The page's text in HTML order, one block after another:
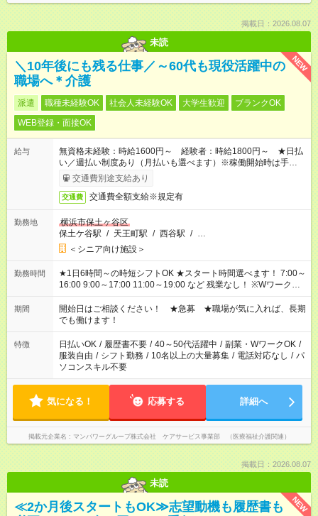
掲載日：2026.08.07
未読
NEW
＼10年後にも残る仕事／～60代も現役活躍中の
職場へ＊介護
派遣 職種未経験OK 社会人未経験OK 大学生歓迎
ブランクOK
WEB登録・面接OK
給与
無資格未経験：時給1600円～ 経験者：時給1800円～ ★日払
い／週払い制度あり（月払いも選べます）※稼働開始時は手続き
完了次第のお支払いとなります。
交通費別途支給あり
交通費 交通費全額支給※規定有
勤務地
横浜市保土ヶ谷区
保土ケ谷駅 / 天王町駅 / 西谷駅 / …
＜シニア向け施設＞
勤務時間
★1日6時間～の時短シフトOK ★スタート時間選べます！ 7:00～
16:00 9:00～17:00 11:00～19:00 など 残業なし！ ※Wワークの
場合、他のお仕事と合わせ週40時間超の就業はご案内できませ
ん ※法令に基づき、週20時間以上勤務は社会保険への加入対象
となります ※労働者派遣法（日雇い派遣の原則禁止）により、
短時間・短期間の就業はご案内が難しい場合があります
期間
開始日はご相談ください！ ★急募 ★職場が気に入れば、長期
でも働けます！
特徴 日払いOK / 履歴書不要 / 40～50代活躍中 / 副業・WワークOK /
服装自由 / シフト勤務 / 10名以上の大量募集 / 電話対応なし / パ
ソコンスキル不要
気になる！ 応募する 詳細へ
掲載元企業名 マンパワーグループ株式会社 ケアサービス事業部 （医療福祉介護関連）
掲載日：2026.08.07
未読
NEW
≪2か月後スタートもOK≫志望動機も履歴書も